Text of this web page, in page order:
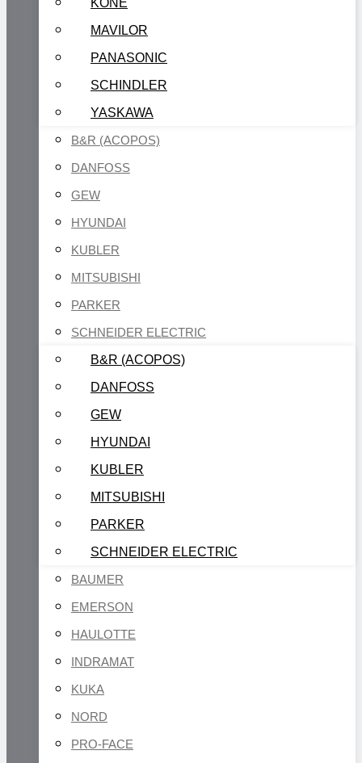
KONE
MAVILOR
PANASONIC
SCHINDLER
YASKAWA
B&R (ACOPOS)
DANFOSS
GEW
HYUNDAI
KUBLER
MITSUBISHI
PARKER
SCHNEIDER ELECTRIC
B&R (ACOPOS)
DANFOSS
GEW
HYUNDAI
KUBLER
MITSUBISHI
PARKER
SCHNEIDER ELECTRIC
BAUMER
EMERSON
HAULOTTE
INDRAMAT
KUKA
NORD
PRO-FACE